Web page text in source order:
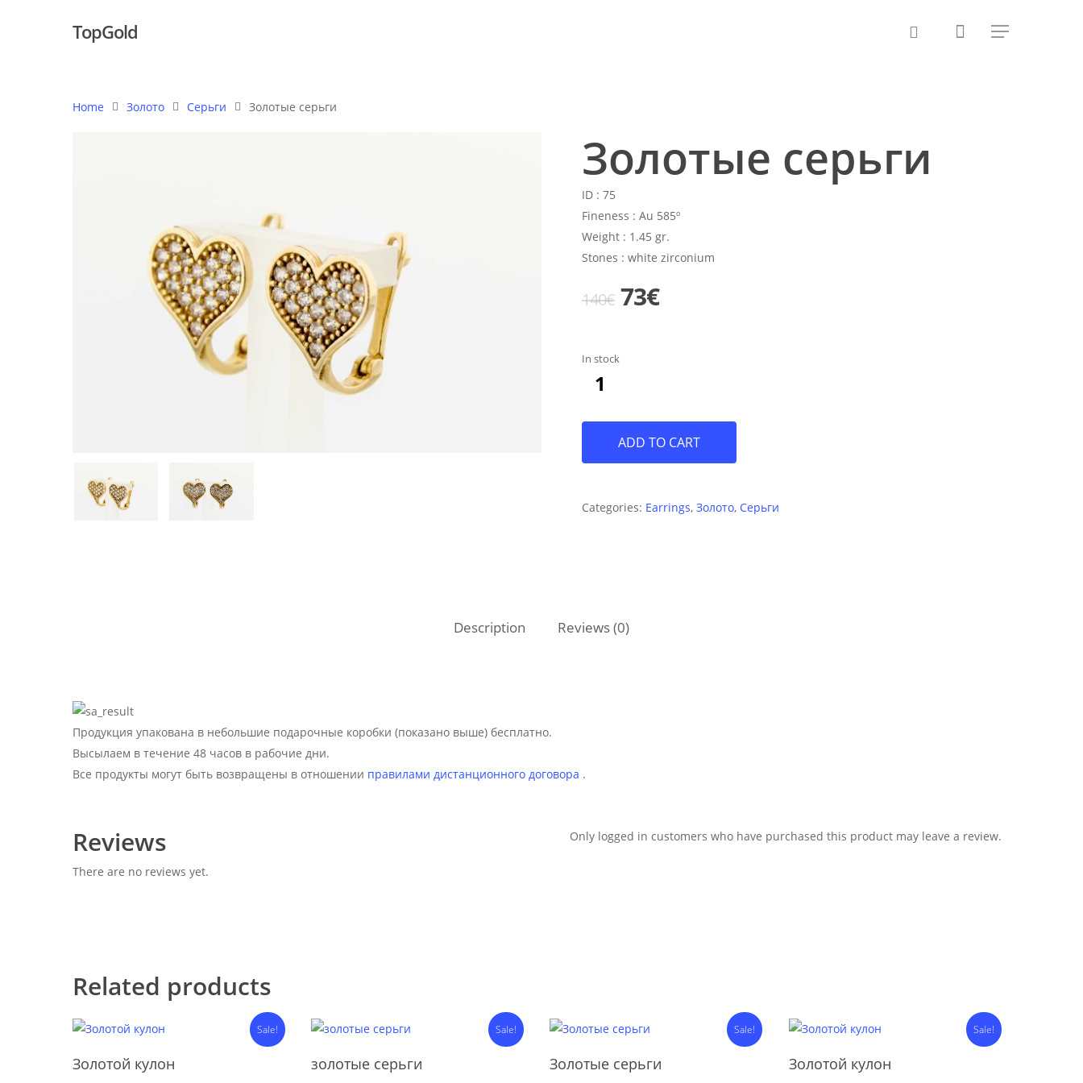
Hit enter to search or ESC to close
TopGold
Home Золото Серьги Золотые серьги
Золотые серьги
ID : 75
Fineness : Au 585º
Weight : 1.45 gr.
Stones : white zirconium
140€ Original
73€Current
In stock
ADD TO CART
Categories: Earrings, Золото, Серьги
Description Reviews (0)
Продукция упакована в небольшие подарочные коробки (показано выше) бесплатно.
Высылаем в течение 48 часов в рабочие дни.
Все продукты могут быть возвращены в отношении правилами дистанционного договора .
Reviews
There are no reviews yet.
Only logged in customers who have purchased this product may leave a review.
Related products
Sale!
Золотой кулон
Sale!
золотые серьги
Sale!
Золотые серьги
Sale!
Золотой кулон